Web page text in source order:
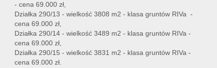
- cena 69.000 zł,
Działka 290/13 - wielkość 3808 m2 - klasa gruntów RIVa -
cena 69.000 zł,
Działka 290/14 - wielkość 3489 m2 - klasa gruntów RIVa -
cena 69.000 zł,
Działka 290/15 - wielkość 3831 m2 - klasa gruntów RIVa -
cena 69.000 zł.